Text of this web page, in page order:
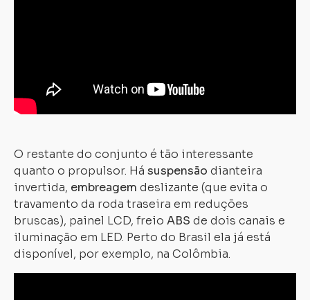
O restante do conjunto é tão interessante
quanto o propulsor. Há suspensão dianteira
invertida, embreagem deslizante (que evita o
travamento da roda traseira em reduções
bruscas), painel LCD, freio ABS de dois canais e
iluminação em LED. Perto do Brasil ela já está
disponível, por exemplo, na Colômbia.
Carregando...
Carregando...